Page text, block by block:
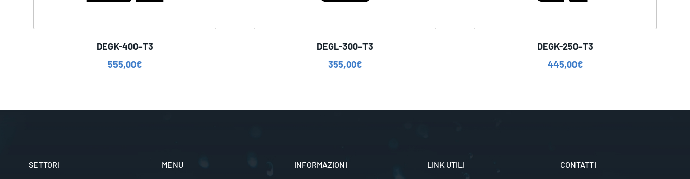
DEGK-400–T3
555,00€
DEGL-300–T3
355,00€
DEGK-250–T3
445,00€
SETTORI MENU INFORMAZIONI LINK UTILI CONTATTI